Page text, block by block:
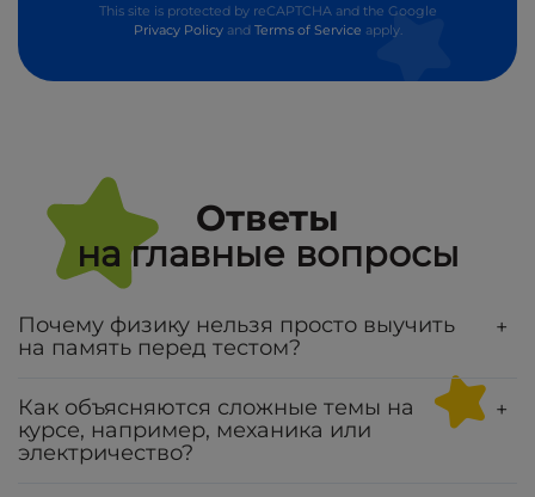
This site is protected by reCAPTCHA and the Google
Privacy Policyand Terms of Service apply.
Ответы
на главные вопросы
Почему физику нельзя просто выучить
на память перед тестом?
+
Как объясняются сложные темы на
курсе, например, механика или
электричество?
+